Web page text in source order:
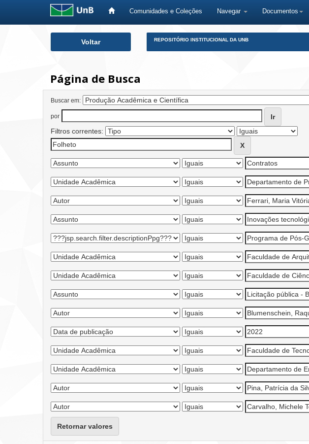
Comunidades e Coleções Navegar Documentos
Voltar REPOSITÓRIO INSTITUCIONAL DA UNB
Página de Busca
Buscar em:
por
Filtros correntes:
Retornar valores